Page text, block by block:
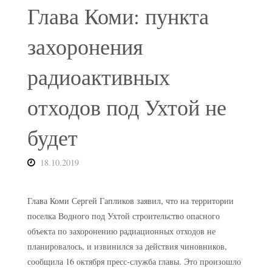
Глава Коми: пункта
захоронения
радиоактивных
отходов под Ухтой не
будет
18.10.2019
Глава Коми Сергей Гапликов заявил, что на территории
поселка Водного под Ухтой строительство опасного
объекта по захоронению радиационных отходов не
планировалось, и извинился за действия чиновников,
сообщила 16 октября пресс-служба главы. Это произошло